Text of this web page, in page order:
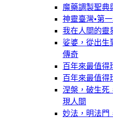
魔藥調製聖典
神靈臺灣•第
我在人間的靈
娑婆，從出生
傳奇
百年來最值得
百年來最值得
涅槃，破生死
現人間
妙法，明法門